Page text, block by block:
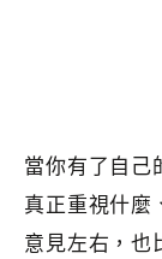
當你有了自己
真正重視什麼
意見左右，也